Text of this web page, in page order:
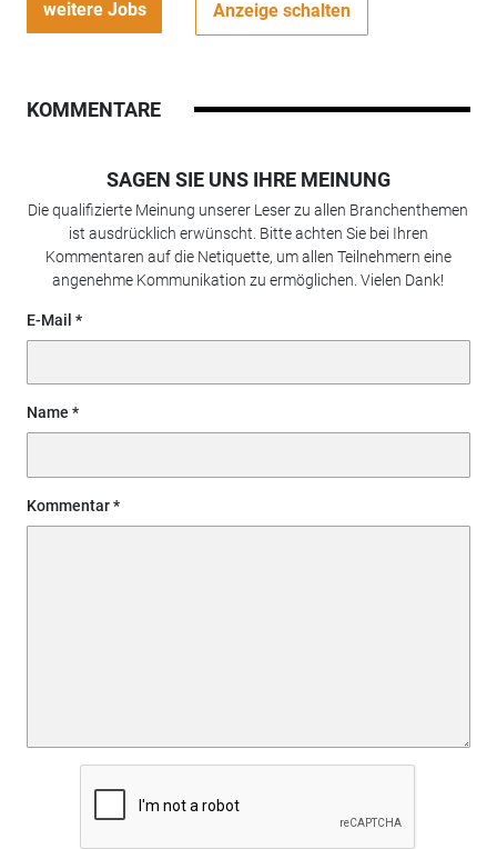
weitere Jobs Anzeige schalten
KOMMENTARE
SAGEN SIE UNS IHRE MEINUNG
Die qualifizierte Meinung unserer Leser zu allen Branchenthemen
ist ausdrücklich erwünscht. Bitte achten Sie bei Ihren
Kommentaren auf die Netiquette, um allen Teilnehmern eine
angenehme Kommunikation zu ermöglichen. Vielen Dank!
E-Mail
Name
Kommentar